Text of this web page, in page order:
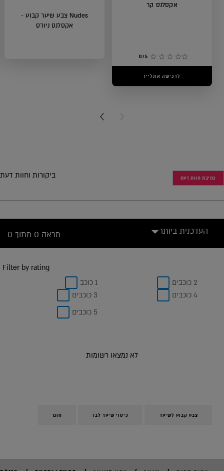
אקסלנס קר
0/5
לרכישה אונליין
Nudes צבע שיער קבוע -
אקסלנס ניודס
PREVIOUS CARD
NEXT CARD
ביקורות וחוות דעת כתיבת חוות דעת
מראה 0 מתוך 0 העדכנית ביותר
Filter by rating
1 כוכב
2 כוכבים
3 כוכבים
4 כוכבים
5 כוכבים
לא נמצאו רשומות
צבע קבוע לשיער כיסוי שיער לבן חום